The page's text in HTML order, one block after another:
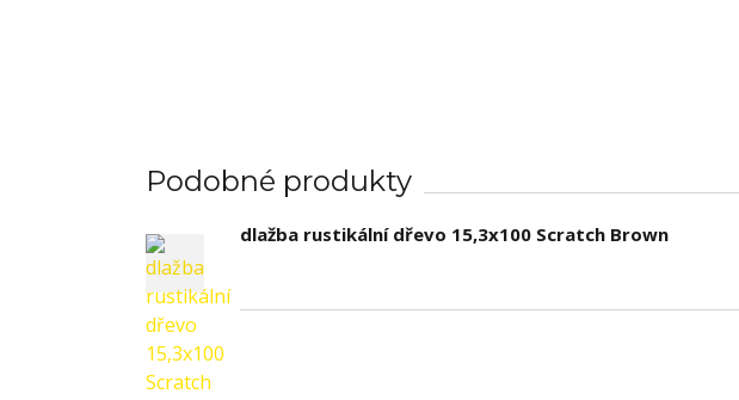
Podobné produkty
dlažba rustikální dřevo 15,3x100 Scratch Brown